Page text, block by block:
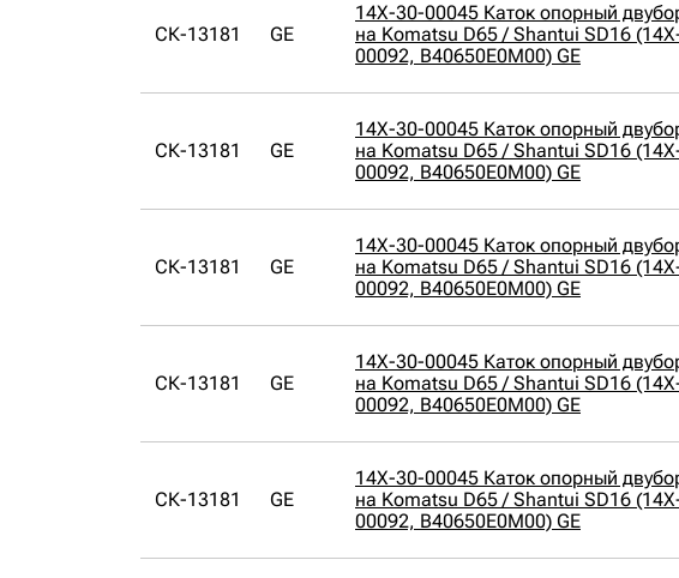
СК-13181 GE
14X-30-00045 Каток опорный
на Komatsu D65 / Shantui SD16
00092, B40650E0M00) GE
СК-13181 GE
14X-30-00045 Каток опорный
на Komatsu D65 / Shantui SD16
00092, B40650E0M00) GE
СК-13181 GE
14X-30-00045 Каток опорный
на Komatsu D65 / Shantui SD16
00092, B40650E0M00) GE
СК-13181 GE
14X-30-00045 Каток опорный
на Komatsu D65 / Shantui SD16
00092, B40650E0M00) GE
СК-13181 GE
14X-30-00045 Каток опорный
на Komatsu D65 / Shantui SD16
00092, B40650E0M00) GE